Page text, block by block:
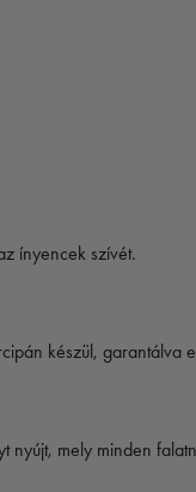
ínyencek szívét.
készül, garantálva
nyújt, mely minden